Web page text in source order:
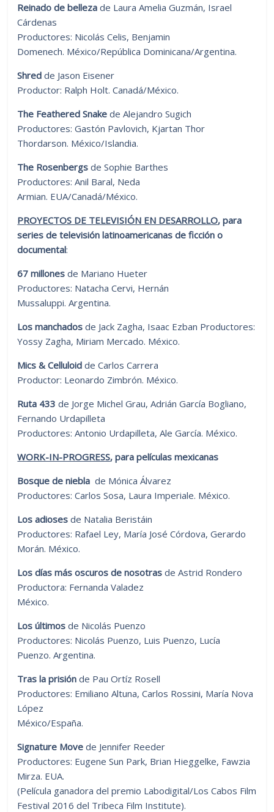
Reinado de bellezade Laura Amelia Guzmán, Israel
Cárdenas
Productores: Nicolás Celis, Benjamin
Domenech. México/República Dominicana/Argentina.
Shred de Jason Eisener
Productor: Ralph Holt. Canadá/México.
The Feathered Snake de Alejandro Sugich
Productores: Gastón Pavlovich, Kjartan Thor
Thordarson. México/Islandia.
The Rosenbergs de Sophie Barthes
Productores: Anil Baral, Neda
Armian. EUA/Canadá/México.
PROYECTOS DE TELEVISIÓN EN DESARROLLO,para
series de televisión latinoamericanas de ficción o
documental:
67 millonesde Mariano Hueter
Productores: Natacha Cervi, Hernán
Mussaluppi. Argentina.
Los manchados de Jack Zagha, Isaac Ezban Productores:
Yossy Zagha, Miriam Mercado. México.
Mics & Celluloid de Carlos Carrera
Productor: Leonardo Zimbrón. México.
Ruta 433 de Jorge Michel Grau, Adrián García Bogliano,
Fernando Urdapilleta
Productores: Antonio Urdapilleta, Ale García. México.
WORK-IN-PROGRESS, para películas mexicanas
Bosque de niebla de Mónica Álvarez
Productores: Carlos Sosa, Laura Imperiale. México.
Los adioses de Natalia Beristáin
Productores: Rafael Ley, María José Córdova, Gerardo
Morán. México.
Los días más oscuros de nosotras de Astrid Rondero
Productora: Fernanda Valadez
México.
Los últimos de Nicolás Puenzo
Productores: Nicolás Puenzo, Luis Puenzo, Lucía
Puenzo. Argentina.
Tras la prisión de Pau Ortíz Rosell
Productores: Emiliano Altuna, Carlos Rossini, María Nova
López
México/España.
Signature Move de Jennifer Reeder
Productores: Eugene Sun Park, Brian Hieggelke, Fawzia
Mirza. EUA.
(Película ganadora del premio Labodigital/Los Cabos Film
Festival 2016 del Tribeca Film Institute).